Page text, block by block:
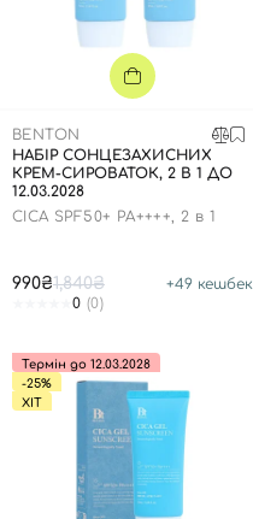
BENTON
НАБІР СОНЦЕЗАХИСНИХ
КРЕМ-СИРОВАТОК, 2 В 1 ДО
12.03.2028
CICA SPF50+ PA++++, 2 в 1
990₴1,840₴ +49 кешбек
0 (0)
Термін до 12.03.2028
-25%
ХІТ